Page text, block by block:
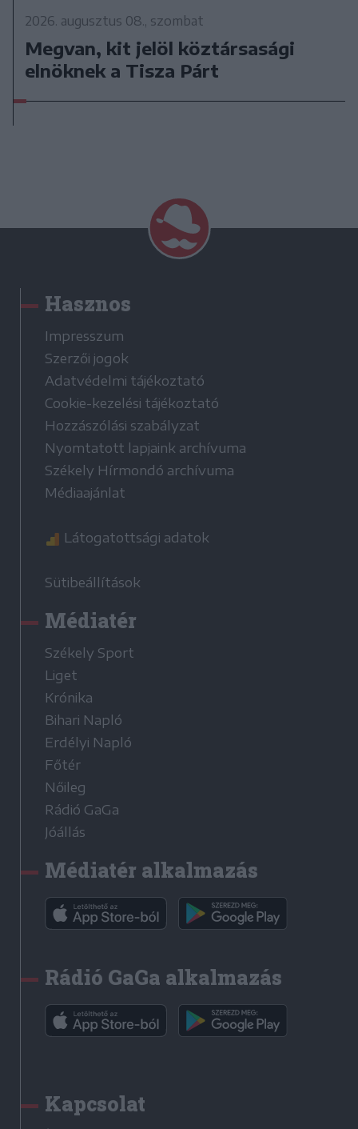
2026. augusztus 08., szombat
Megvan, kit jelöl köztársasági
elnöknek a Tisza Párt
Hasznos
Impresszum
Szerzői jogok
Adatvédelmi tájékoztató
Cookie-kezelési tájékoztató
Hozzászólási szabályzat
Nyomtatott lapjaink archívuma
Székely Hírmondó archívuma
Médiaajánlat
Látogatottsági adatok
Sütibeállítások
Médiatér
Székely Sport
Liget
Krónika
Bihari Napló
Erdélyi Napló
Főtér
Nőileg
Rádió GaGa
Jóállás
Médiatér alkalmazás
Rádió GaGa alkalmazás
Kapcsolat